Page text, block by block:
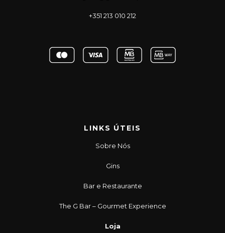
+351 213 010 212
LINKS ÚTEIS
Sobre Nós
Gins
Bar e Restaurante
The G Bar – Gourmet Experience
Loja